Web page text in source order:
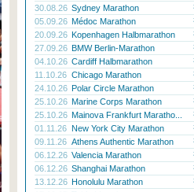
30.08.26 Sydney Marathon
05.09.26 Médoc Marathon
20.09.26 Kopenhagen Halbmarathon
27.09.26 BMW Berlin-Marathon
04.10.26 Cardiff Halbmarathon
11.10.26 Chicago Marathon
24.10.26 Polar Circle Marathon
25.10.26 Marine Corps Marathon
25.10.26 Mainova Frankfurt Maratho...
01.11.26 New York City Marathon
09.11.26 Athens Authentic Marathon
06.12.26 Valencia Marathon
06.12.26 Shanghai Marathon
13.12.26 Honolulu Marathon